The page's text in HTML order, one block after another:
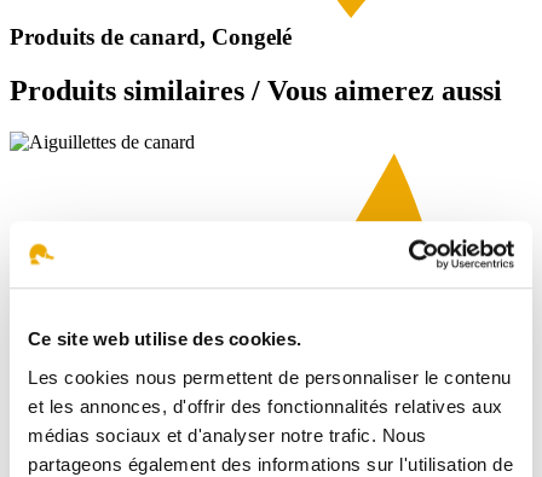
Ce site web utilise des cookies.
Les cookies nous permettent de personnaliser le contenu
et les annonces, d'offrir des fonctionnalités relatives aux
médias sociaux et d'analyser notre trafic. Nous
partageons également des informations sur l'utilisation de
Produits de canard, Congelé
Produits similaires / Vous aimerez aussi